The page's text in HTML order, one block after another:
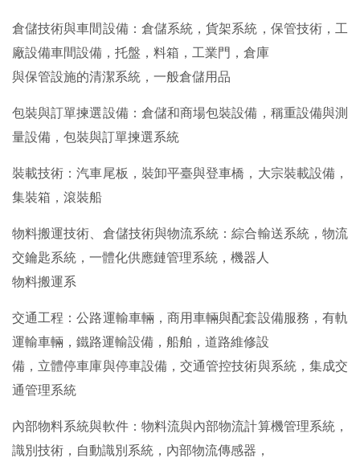
倉儲技術與車間設備：倉儲系統，貨架系統，保管技術，工
廠設備車間設備，托盤，料箱，工業門，倉庫
與保管設施的清潔系統，一般倉儲用品
包裝與訂單揀選設備：倉儲和商場包裝設備，稱重設備與測
量設備，包裝與訂單揀選系統
裝載技術：汽車尾板，裝卸平臺與登車橋，大宗裝載設備，
集裝箱，滾裝船
物料搬運技術、倉儲技術與物流系統：綜合輸送系統，物流
交鑰匙系統，一體化供應鏈管理系統，機器人
物料搬運系
交通工程：公路運輸車輛，商用車輛與配套設備服務，有軌
運輸車輛，鐵路運輸設備，船舶，道路維修設
備，立體停車庫與停車設備，交通管控技術與系統，集成交
通管理系統
內部物料系統與軟件：物料流與內部物流計算機管理系統，
識別技術，自動識別系統，內部物流傳感器，